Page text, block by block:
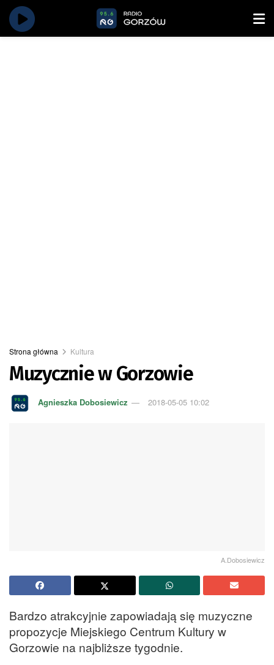
Strona główna Kultura
Muzycznie w Gorzowie
Agnieszka Dobosiewicz 2018-05-05 10:02
A.Dobosiewicz
Bardzo atrakcyjnie zapowiadają się muzyczne
propozycje Miejskiego Centrum Kultury w
Gorzowie na najbliższe tygodnie.